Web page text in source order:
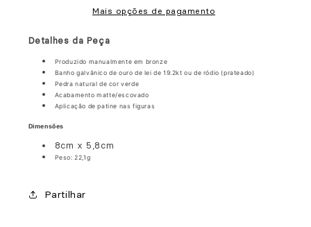
Mais opções de pagamento
Detalhes da Peça
Produzido manualmente em bronze
Banho galvânico de ouro de lei de 19.2kt ou de ródio (prateado)
Pedra natural de cor verde
Acabamentomatte/escovado
Aplicação de patine nas figuras
Dimensões
8cm x 5,8cm
Peso: 22,1g
Partilhar